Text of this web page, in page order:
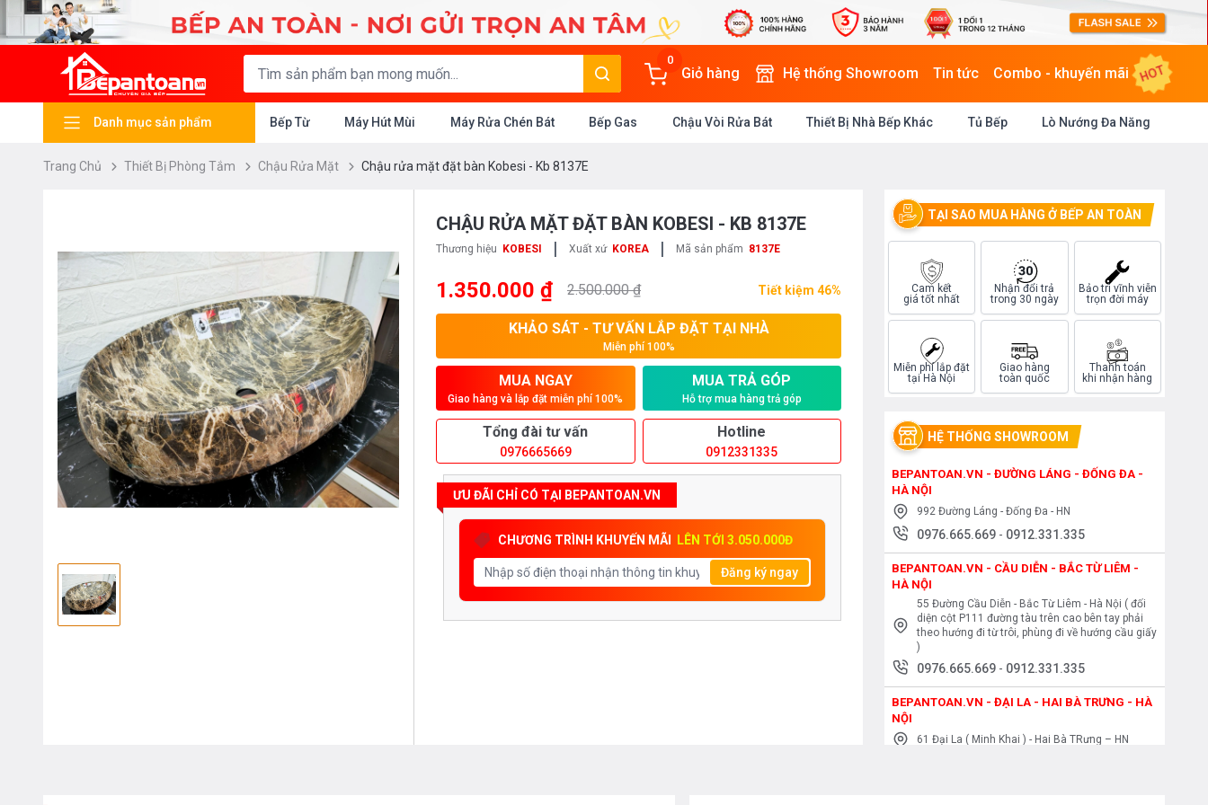
0
Giỏ hàng Hệ thống Showroom Tin tức Combo - khuyến mãi HOT
Danh mục sản phẩm Bếp Từ Máy Hút Mùi Máy Rửa Chén Bát Bếp Gas Chậu Vòi Rửa Bát Thiết Bị Nhà Bếp Khác Tủ Bếp Lò Nướng Đa Năng
Trang Chủ Thiết Bị Phòng Tắm Chậu Rửa Mặt Chậu rửa mặt đặt bàn Kobesi - Kb 8137E
CHẬU RỬA MẶT ĐẶT BÀN KOBESI - KB 8137E
Thương hiệu KOBESI | Xuất xứ KOREA | Mã sản phẩm 8137E
1.350.000 ₫ 2.500.000 ₫ Tiết kiệm 46%
KHẢO SÁT - TƯ VẤN LẮP ĐẶT TẠI NHÀ
Miễn phí 100%
MUA NGAY
Giao hàng và lắp đặt miễn phí 100%
MUA TRẢ GÓP
Hỗ trợ mua hàng trả góp
Tổng đài tư vấn
0976665669
Hotline
0912331335
ƯU ĐÃI CHỈ CÓ TẠI BEPANTOAN.VN
CHƯƠNG TRÌNH KHUYẾN MÃI LÊN TỚI 3.050.000Đ
Đăng ký ngay
TẠI SAO MUA HÀNG Ở BẾP AN TOÀN
Cam kết
giá tốt nhất
Nhận đổi trả
trong 30 ngày
Bảo trì vĩnh viễn
trọn đời máy
Miễn phí lắp đặt
tại Hà Nội
Giao hàng
toàn quốc
Thanh toán
khi nhận hàng
HỆ THỐNG SHOWROOM
BEPANTOAN.VN - ĐƯỜNG LÁNG - ĐỐNG ĐA -
HÀ NỘI
992 Đường Láng - Đống Đa - HN
0976.665.669 - 0912.331.335
BEPANTOAN.VN - CẦU DIỄN - BẮC TỪ LIÊM -
HÀ NỘI
55 Đường Cầu Diễn - Bắc Từ Liêm - Hà Nội ( đối
diện cột P111 đường tàu trên cao bên tay phải
theo hướng đi từ trôi, phùng đi về hướng cầu giấy
)
0976.665.669 - 0912.331.335
BEPANTOAN.VN - ĐẠI LA - HAI BÀ TRƯNG - HÀ
NỘI
61 Đại La ( Minh Khai ) - Hai Bà TRưng – HN